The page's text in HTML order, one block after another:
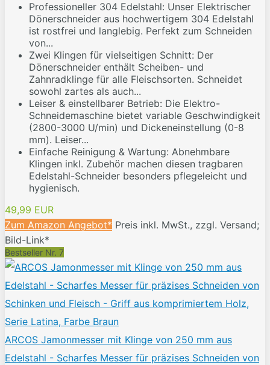
Professioneller 304 Edelstahl: Unser Elektrischer
Dönerschneider aus hochwertigem 304 Edelstahl
ist rostfrei und langlebig. Perfekt zum Schneiden
von...
Zwei Klingen für vielseitigen Schnitt: Der
Dönerschneider enthält Scheiben- und
Zahnradklinge für alle Fleischsorten. Schneidet
sowohl zartes als auch...
Leiser & einstellbarer Betrieb: Die Elektro-
Schneidemaschine bietet variable Geschwindigkeit
(2800-3000 U/min) und Dickeneinstellung (0-8
mm). Leiser...
Einfache Reinigung & Wartung: Abnehmbare
Klingen inkl. Zubehör machen diesen tragbaren
Edelstahl-Schneider besonders pflegeleicht und
hygienisch.
49,99 EUR
Zum Amazon Angebot* Preis inkl. MwSt., zzgl. Versand;
Bild-Link*
Bestseller Nr. 7
ARCOS Jamonmesser mit Klinge von 250 mm aus
Edelstahl - Scharfes Messer für präzises Schneiden von